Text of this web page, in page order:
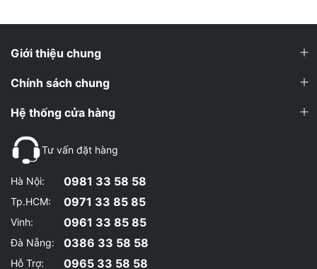
Giới thiệu chung
Chính sách chung
Hệ thống cửa hàng
Tư vấn đặt hàng
Hà Nội: 0981 33 58 58
Tp.HCM: 0971 33 85 85
Vinh: 0961 33 85 85
Đà Nẵng: 0386 33 58 58
Hỗ Trợ: 0965 33 58 58